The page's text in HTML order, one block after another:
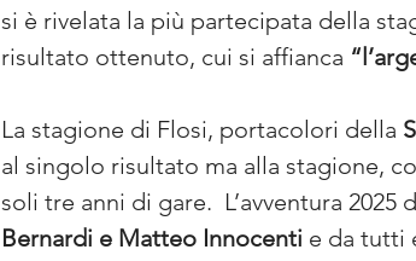
si è rivelata la più partecipata della
risultato ottenuto, cui si affianca
La stagione di Flosi, portacolori della
al singolo risultato ma alla stagione,
soli tre anni di gare.  L’avventura
Bernardi e Matteo Innocenti e da tutti